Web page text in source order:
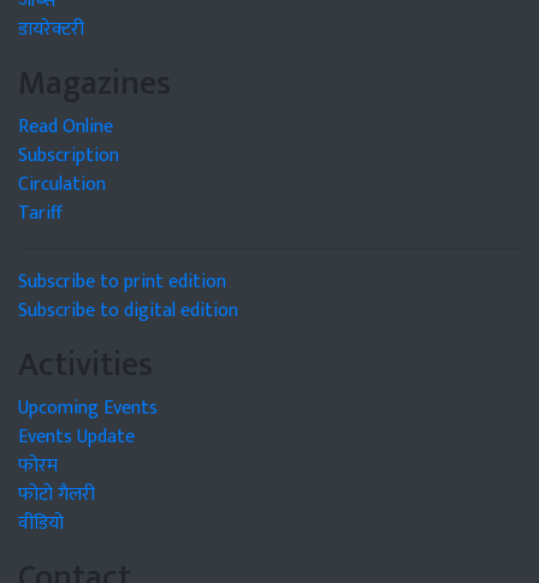
डायरेक्टरी
Magazines
Read Online
Subscription
Circulation
Tariff
Subscribe to print edition
Subscribe to digital edition
Activities
Upcoming Events
Events Update
फोरम
फोटो गैलरी
वीडियो